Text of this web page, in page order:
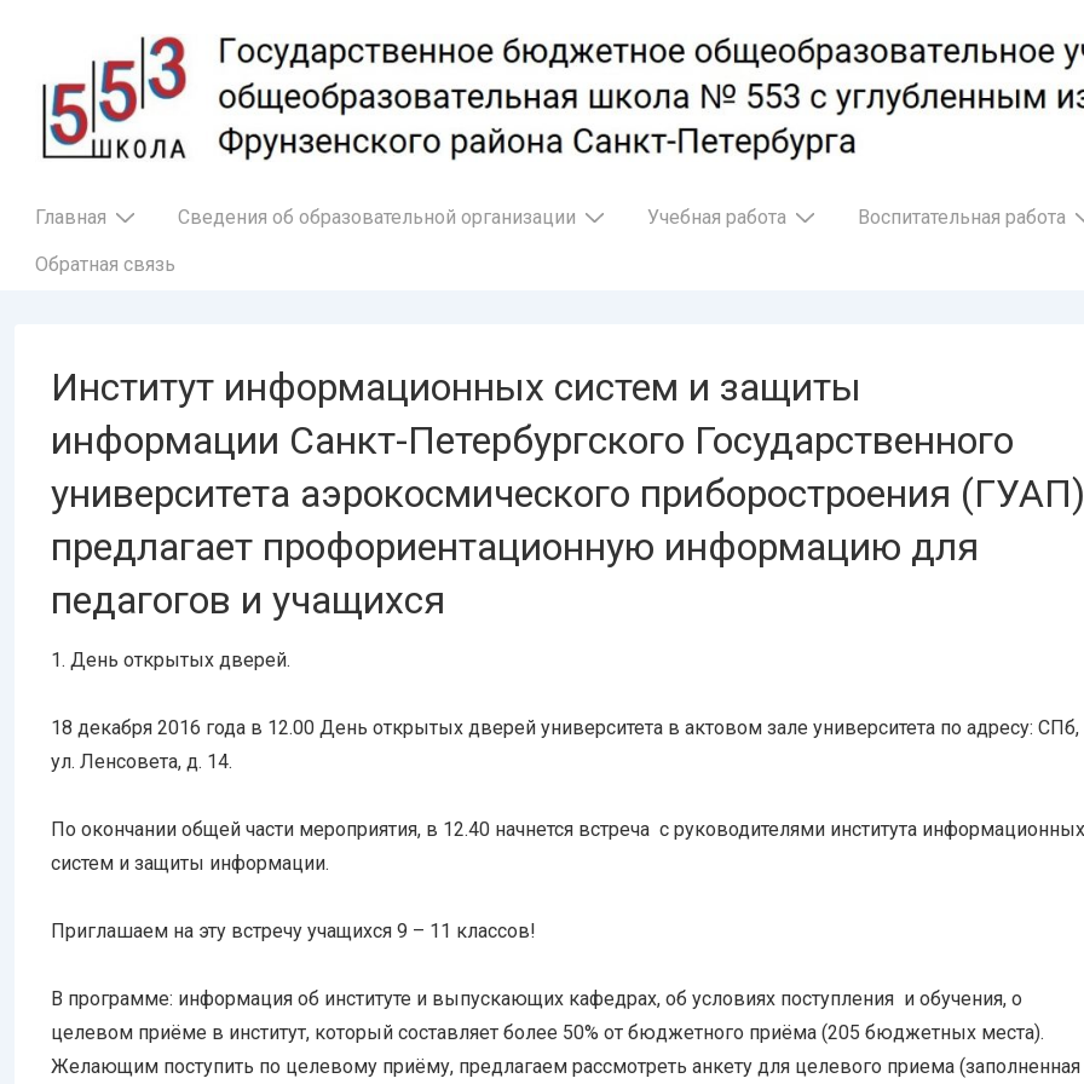
основному
содержимому
Основная
Главная Сведения об образовательной организации Учебная работа Воспитательная работа
Обратная связь
Институт информационных систем и защиты
информации Санкт-Петербургского Государственного
университета аэрокосмического приборостроения (ГУАП)
предлагает профориентационную информацию для
педагогов и учащихся
1. День открытых дверей.
18 декабря 2016 года в 12.00 День открытых дверей университета в актовом зале университета по адресу: СПб,
ул. Ленсовета, д. 14.
По окончании общей части мероприятия, в 12.40 начнется встреча с руководителями института информационных
систем и защиты информации.
Приглашаем на эту встречу учащихся 9 – 11 классов!
В программе: информация об институте и выпускающих кафедрах, об условиях поступления и обучения, о
целевом приёме в институт, который составляет более 50% от бюджетного приёма (205 бюджетных места).
Желающим поступить по целевому приёму, предлагаем рассмотреть анкету для целевого приема (заполненная